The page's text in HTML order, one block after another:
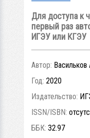
Для доступа к
первый раз
ИГЭУ или КГЭУ
Автор: Васильков
Год: 2020
Издательство:
ISSN/ISBN:
ББК: 32.97